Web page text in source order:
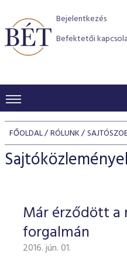
Bejelentkezés
Befektetői
KERESKEDÉSI ADATOK
INDEXEK
Jelzáloglevél indexek
Vállalati kötvény
Azonnali Piac
Részvények
Származékos piac
BEFEKTETŐK
Részvény szekció
Hitelpapír szekció
BÉT szabályzatok
Befektetővédelem
Alkalmazott díjstruktúra
Elszámolás
Részvény és vállalati
program
BÉT Xtend -
TŐZSDETAGOK
Tőzsdetagok, üzletkötők
VENDOROK
FŐOLDAL RÓLUNK
Már érződött a
forgalmán
2016. jún. 01.